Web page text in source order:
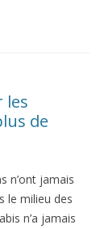
les
de
n’ont jamais
le milieu des
n’a jamais